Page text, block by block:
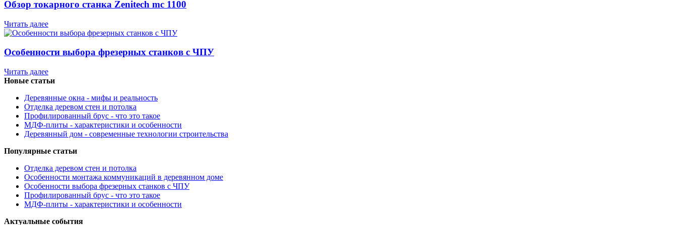
Обзор токарного станка Zenitech mc 1100
Читать далее
Особенности выбора фрезерных станков с ЧПУ
Читать далее
Новые статьи
Деревянные окна - мифы и реальность
Отделка деревом стен и потолка
Профилированный брус - что это такое
МДФ-плиты - характеристики и особенности
Деревянный дом - современные технологии строительства
Популярные статьи
Отделка деревом стен и потолка
Особенности монтажа коммуникаций в деревянном доме
Особенности выбора фрезерных станков с ЧПУ
Профилированный брус - что это такое
МДФ-плиты - характеристики и особенности
Актуальные события